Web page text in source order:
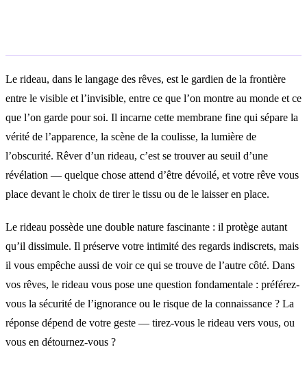
Le rideau, dans le langage des rêves, est le gardien de la frontière
entre le visible et l’invisible, entre ce que l’on montre au monde et ce
que l’on garde pour soi. Il incarne cette membrane fine qui sépare la
vérité de l’apparence, la scène de la coulisse, la lumière de
l’obscurité. Rêver d’un rideau, c’est se trouver au seuil d’une
révélation — quelque chose attend d’être dévoilé, et votre rêve vous
place devant le choix de tirer le tissu ou de le laisser en place.
Le rideau possède une double nature fascinante : il protège autant
qu’il dissimule. Il préserve votre intimité des regards indiscrets, mais
il vous empêche aussi de voir ce qui se trouve de l’autre côté. Dans
vos rêves, le rideau vous pose une question fondamentale : préférez-
vous la sécurité de l’ignorance ou le risque de la connaissance ? La
réponse dépend de votre geste — tirez-vous le rideau vers vous, ou
vous en détournez-vous ?